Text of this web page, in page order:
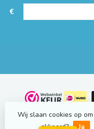
€
© Copyright 2026
Lightspeed
Wij slaan cookies op
akkoord?
Ja